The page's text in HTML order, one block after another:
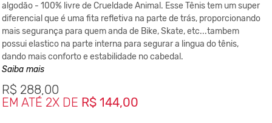
algodão - 100% livre de Crueldade Animal. Esse Tênis tem um super
diferencial que é uma fita refletiva na parte de trás, proporcionando
mais segurança para quem anda de Bike, Skate, etc...tambem
possui elastico na parte interna para segurar a lingua do tênis,
dando mais conforto e estabilidade no cabedal.
Palmilha com memória, confeccionada de PU italiano, removivel
para melhor calce, possui também respirador pra gerar maior
conforto para seus pés.
O material deste Tênis Vegano é 100% algodão e a fita traseira é
Saiba mais
R$ 288,00
EM ATÉ 2X DE R$ 144,00